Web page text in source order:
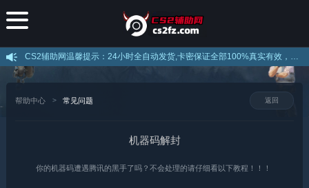
CS2辅助网温馨提示：24小时全自动发货,卡密保证全部100%真实有效，不存在假卡现象，下载后打开直接注册即可使用，注意官网提示的解压密码！
帮助中心 常见问题 返回
机器码解封
你的机器码遭遇腾讯的黑手了吗？不会处理的请仔细看以下教程！！！